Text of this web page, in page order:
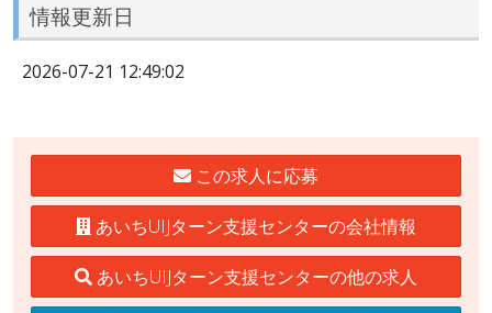
情報更新日
2026-07-21 12:49:02
この求人に応募
あいちUIJターン支援センターの会社情報
あいちUIJターン支援センターの他の求人